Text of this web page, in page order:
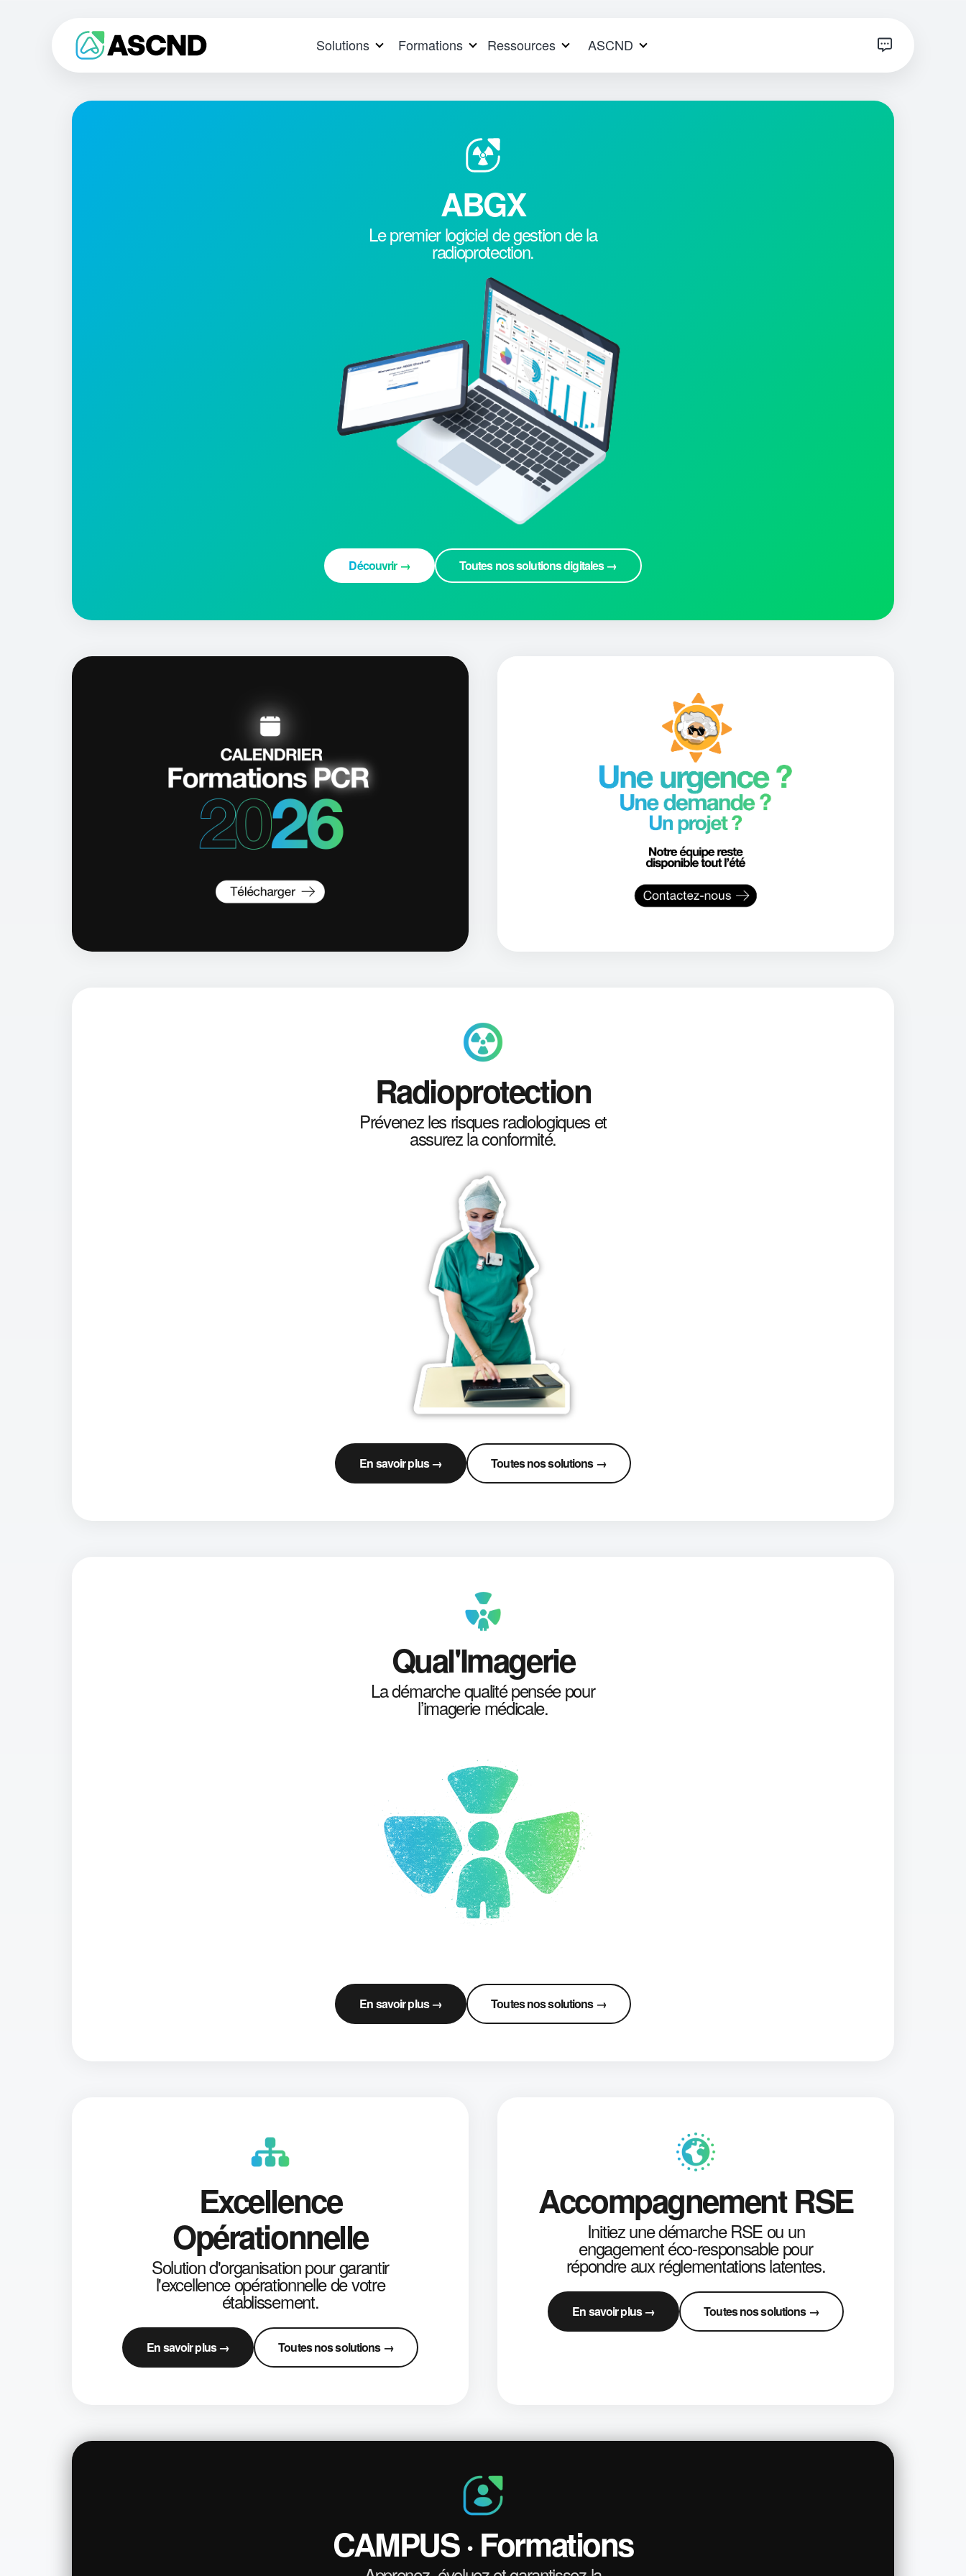
Solutions Formations Ressources ASCND
ABGX
Le premier logiciel de gestion de la
radioprotection.
Découvrir → Toutes nos solutions digitales →
Radioprotection
Prévenez les risques radiologiques et
assurez la conformité.
En savoir plus → Toutes nos solutions →
Qual'Imagerie
La démarche qualité pensée pour
l’imagerie médicale.
En savoir plus → Toutes nos solutions →
Excellence
Opérationnelle
Solution d'organisation pour garantir
l'excellence opérationnelle de votre
établissement.
En savoir plus → Toutes nos solutions →
Accompagnement RSE
Initiez une démarche RSE ou un
engagement éco-responsable pour
répondre aux réglementations latentes.
En savoir plus → Toutes nos solutions →
CAMPUS · Formations